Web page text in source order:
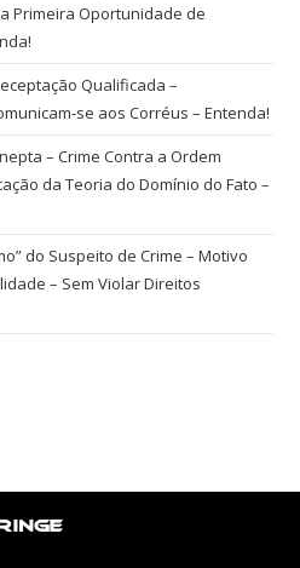
Primeira Oportunidade de
Qualificada –
se aos Corréus – Entenda!
– Crime Contra a Ordem
da Teoria do Domínio do Fato –
do Suspeito de Crime – Motivo
– Sem Violar Direitos